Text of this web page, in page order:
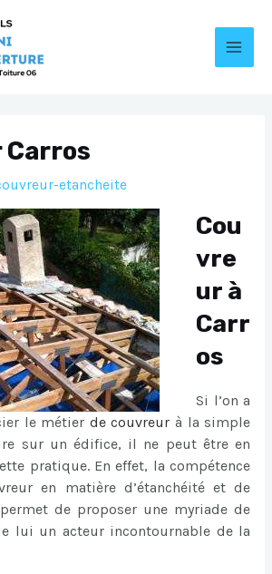
Carros
etancheite
Cou
vre
ur à
Carr
os
Si l’on a
le métier decouvreur à la simple
sur un édifice, il ne peut être en
pratique. En effet, la compétence
en matière d’étanchéité et de
de proposer une myriade de
lui un acteur incontournable de la